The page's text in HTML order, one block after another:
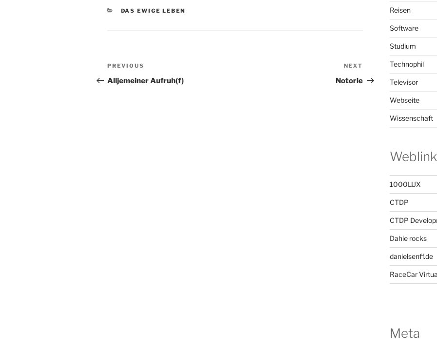
CATEGORIES
DAS EWIGE LEBEN
Post
navigation
Previous
Post
PREVIOUS
Alljemeiner Aufruh(f)
Post
NEXT
Notorie
Reisen
Software
Studium
Technophil
Televisor
Webseite
Wissenschaft
1000LUX
CTDP
CTDP
Dahie rocks
danielsenff.de
RaceCar
Meta